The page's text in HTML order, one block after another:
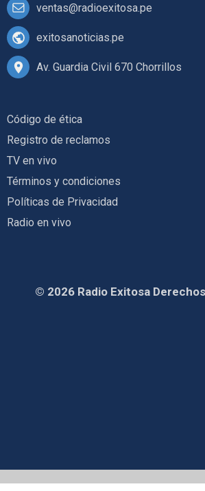
ventas@radioexitosa.pe
exitosanoticias.pe
Av. Guardia Civil 670 Chorrillos
Código de ética
Registro de reclamos
TV en vivo
Términos y condiciones
Políticas de Privacidad
Radio en vivo
© 2026 Radio Exitosa